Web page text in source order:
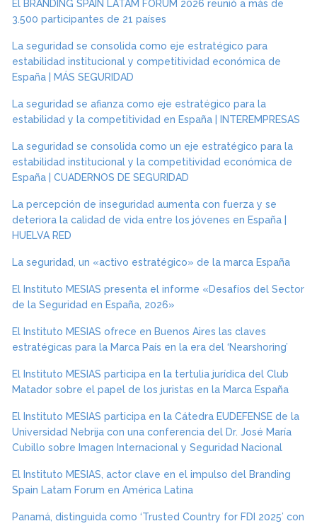
El BRANDING SPAIN LATAM FORUM 2026 reunió a más de
3.500 participantes de 21 países
La seguridad se consolida como eje estratégico para
estabilidad institucional y competitividad económica de
España | MÁS SEGURIDAD
La seguridad se afianza como eje estratégico para la
estabilidad y la competitividad en España | INTEREMPRESAS
La seguridad se consolida como un eje estratégico para la
estabilidad institucional y la competitividad económica de
España | CUADERNOS DE SEGURIDAD
La percepción de inseguridad aumenta con fuerza y se
deteriora la calidad de vida entre los jóvenes en España |
HUELVA RED
La seguridad, un «activo estratégico» de la marca España
El Instituto MESIAS presenta el informe «Desafíos del Sector
de la Seguridad en España, 2026»
El Instituto MESIAS ofrece en Buenos Aires las claves
estratégicas para la Marca País en la era del ‘Nearshoring’
El Instituto MESIAS participa en la tertulia jurídica del Club
Matador sobre el papel de los juristas en la Marca España
El Instituto MESIAS participa en la Cátedra EUDEFENSE de la
Universidad Nebrija con una conferencia del Dr. José María
Cubillo sobre Imagen Internacional y Seguridad Nacional
El Instituto MESIAS, actor clave en el impulso del Branding
Spain Latam Forum en América Latina
Panamá, distinguida como ‘Trusted Country for FDI 2025’ con